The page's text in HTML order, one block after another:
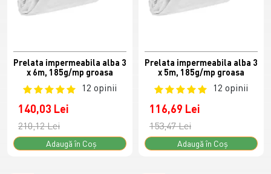
Prelata impermeabila alba 3
x 6m, 185g/mp groasa
12 opinii
140,03 Lei
210,12 Lei
Adaugă în Coş
Prelata impermeabila alba 3
x 5m, 185g/mp groasa
12 opinii
116,69 Lei
153,47 Lei
Adaugă în Coş